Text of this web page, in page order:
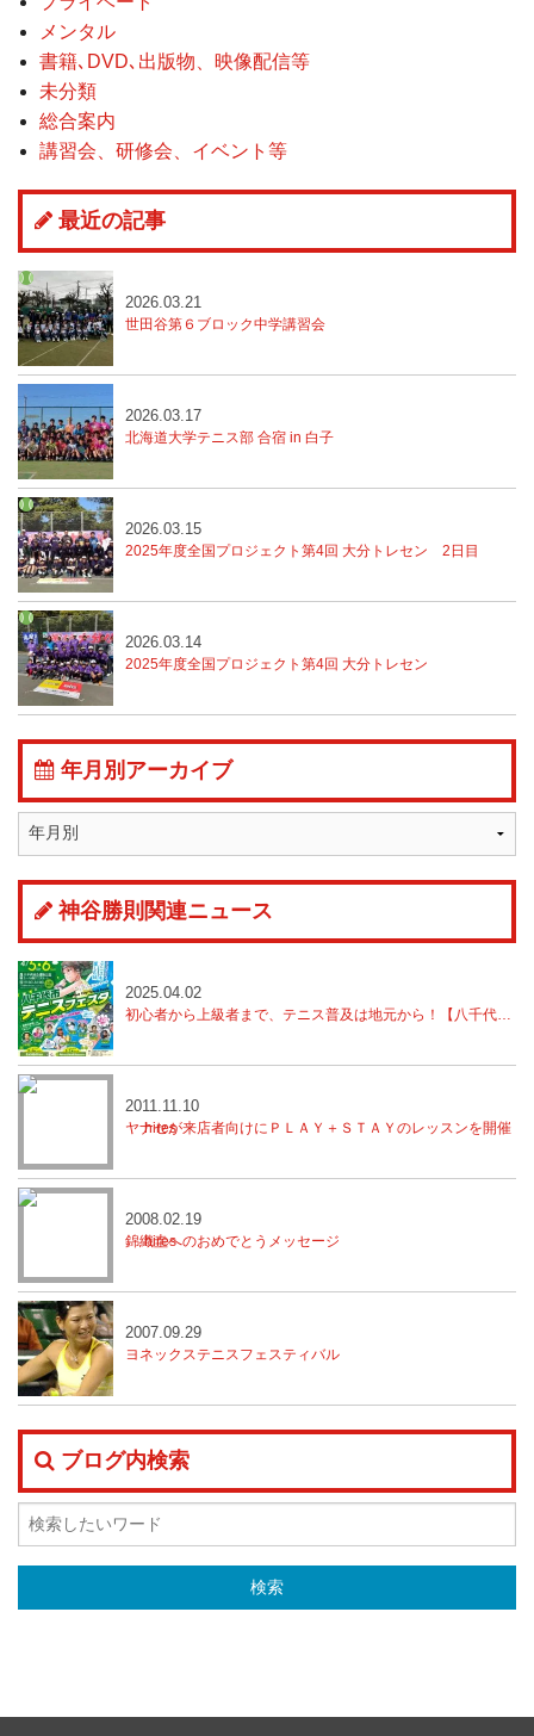
メンタル
書籍､DVD､出版物、映像配信等
未分類
総合案内
講習会、研修会、イベント等
最近の記事
世田谷第６ブロック中学講習会
2026.03.21
北海道大学テニス部 合宿 in 白子
2026.03.17
2025年度全国プロジェクト第4回 大分トレセン 2日目
2026.03.15
2025年度全国プロジェクト第4回 大分トレセン
2026.03.14
年月別アーカイブ
神谷勝則関連ニュース
初心者から上級者まで、テニス普及は地元から！【八千代市テニスフェスタ開催】
2025.04.02
ヤナセが来店者向けにＰＬＡＹ＋ＳＴＡＹのレッスンを開催
2011.11.10
錦織圭へのおめでとうメッセージ
2008.02.19
ヨネックステニスフェスティバル
2007.09.29
ブログ内検索